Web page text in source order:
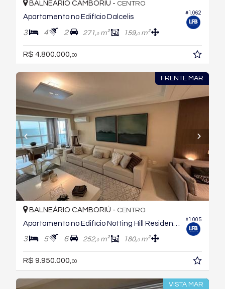
#1.062
BALNEÁRIO CAMBORIÚ - CENTRO
Apartamento no Edifício Dalcelis
3 4 2 271,0m² 159,0m²
R$ 4.800.000, 00
FRENTE MAR
#1.005
BALNEÁRIO CAMBORIÚ - CENTRO
3 5 6 252,0m² 180,0m²
R$ 9.950.000, 00
VISTA MAR